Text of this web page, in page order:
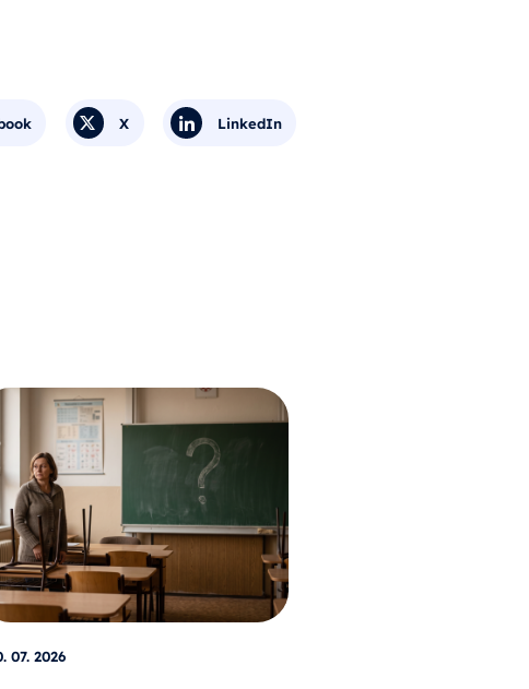
X LinkedIn
07. 2026